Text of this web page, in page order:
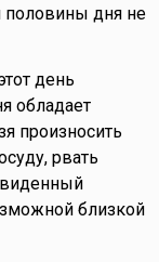
половины дня не
день
обладает
произносить
рвать
близкой